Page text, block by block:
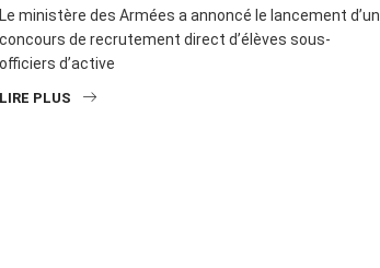
Le ministère des Armées a annoncé le lancement d’un
concours de recrutement direct d’élèves sous-
officiers d’active
LIRE PLUS